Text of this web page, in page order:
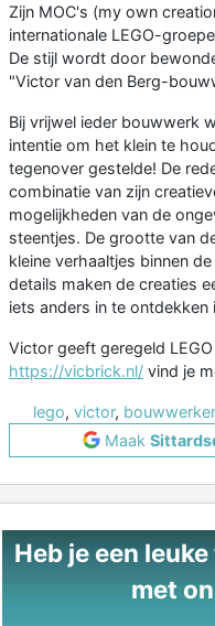
Zijn MOC's (my own
internationale LEGO-
De stijl wordt door
"Victor van den Berg-
Bij vrijwel ieder bouwwerk
intentie om het klein te
tegenover gestelde! De
combinatie van zijn
mogelijkheden van de
steentjes. De grootte van
kleine verhaaltjes binnen
details maken de creaties
iets anders in te ontdekken
Victor geeft geregeld
https://vicbrick.nl/ vind je
lego, victor,
Maak
Heb je een
met